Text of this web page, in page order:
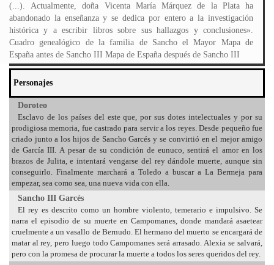
(...). Actualmente, doña Vicenta María Márquez de la Plata ha
abandonado la enseñanza y se dedica por entero a la investigación
histórica y a escribir libros sobre sus hallazgos y conclusiones».
Cuadro genealógico de la familia de Sancho el Mayor Mapa de
España antes de Sancho III Mapa de España después de Sancho III
Personajes
Doroteo
Esclavo de los países del este que, por sus dotes intelectuales y por su
prodigiosa memoria, fue castrado para servir a los reyes. Desde pequeño fue
criado junto a los hijos de Sancho Garcés y se convirtió en el mejor amigo
de García III. A pesar de su condición de eunuco, sentirá el amor en los
brazos de Julita, e intentará vengarse del rey dándole muerte, aunque sin
conseguirlo. Finalmente marchará a Toledo a buscar a La Bermeja para
empezar, sea como sea, una nueva vida con ella.
Sancho III Garcés
El rey es descrito como un hombre violento, temerario e impulsivo. Se
narra el episodio de su muerte en Campomanes, donde mandará asaetear
cruelmente a un vasallo de Bernudo. El hermano del muerto se encargará de
matar al rey, pero luego todo Campomanes será arrasado. Alexia se salvará,
pero con la promesa de procurar la muerte a todos los seres queridos del rey.